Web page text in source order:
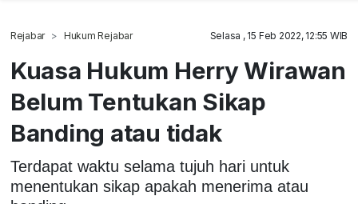
Rejabar Hukum Rejabar Selasa , 15 Feb 2022, 12:55 WIB
Kuasa Hukum Herry Wirawan
Belum Tentukan Sikap
Banding atau tidak
Terdapat waktu selama tujuh hari untuk
menentukan sikap apakah menerima atau